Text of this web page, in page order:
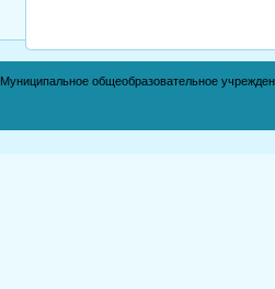
Муниципальное общеобразовательное